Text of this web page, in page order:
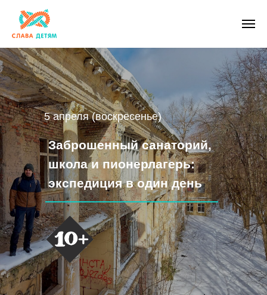
Заброшенный санаторий,
школа и пионерлагерь:
экспедиция в один день
5 апреля (воскресенье)